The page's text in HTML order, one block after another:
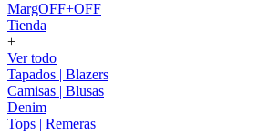
MargOFF+OFF
Tienda
+
Ver todo
Tapados | Blazers
Camisas | Blusas
Denim
Tops | Remeras